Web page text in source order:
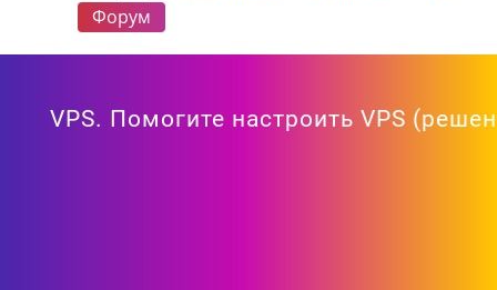
Форум
VPS. Помогите настроить VPS